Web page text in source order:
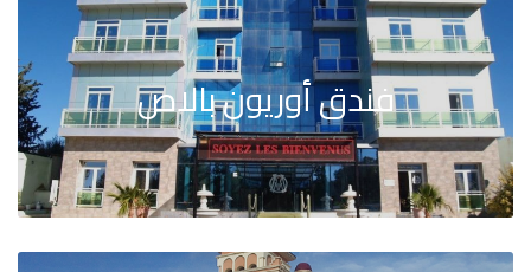
فندق أوريون بالاص